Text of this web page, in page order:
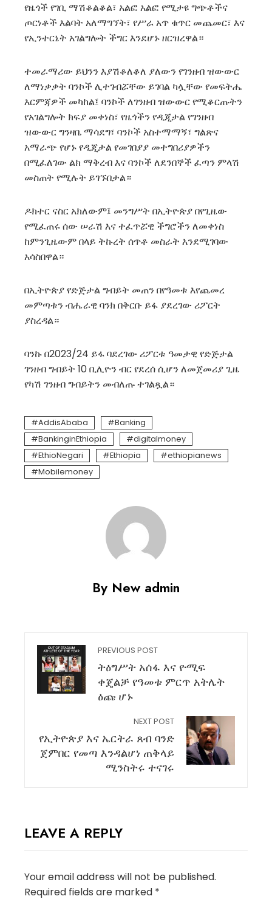
የዜጎች የገቢ ማሽቆልቆል፣ አልፎ አልፎ የሚታዩ ግጭቶችና
ጦርነቶች እልባት አለማግኘት፣ የሥራ አጥ ቁጥር መጨመር፣ እና
የኢንተርኔት አገልግሎት ችግር እንደሆኑ ዘርዝረዋል።
ተመራማሪው ይህንን እያሽቆለቆለ ያለውን የገንዘብ ዝውውር
ለማነቃቃት ባንኮች ሊተገብሯቸው ይገባል ካሏቸው የመፍትሔ
እርምጃዎች መካከል፤ ባንኮች ለገንዘብ ዝውውር የሚቆርጡትን
የአገልግሎት ክፍያ መቀነስ፣ የዜጎችን የዲጂታል የገንዘብ
ዝውውር ግንዛቤ ማሳደግ፣ ባንኮች አስተማማኝ፣ ግልጽና
አማራጭ የሆኑ የዲጂታል የመገበያያ መተግበሪያዎችን
በሚፈለገው ልክ ማቅረብ እና ባንኮች ለደንበኞች ፈጣን ምላሽ
መስጠት የሚሉት ይገኙበታል።
ዶክተር ናስር አክለውም፤ መንግሥት በኢትዮጵያ በየጊዜው
የሚፈጠሩ ሰው ሠራሽ እና ተፈጥሯዊ ችግሮችን ለመቀነስ
ከምንጊዜውም በላይ ትኩረት ሰጥቶ መስራት እንደሚገባው
አሳስበዋል።
በኢትዮጵያ የድጅታል ግብይት መጠን በየዓመቱ እየጨመረ
መምጣቱን ብሔራዊ ባንክ በቅርቡ ይፋ ያደረገው ሪፖርት
ያስረዳል።
ባንኩ በ2023/24 ይፋ ባደረገው ሪፖርቱ ዓመታዊ የድጅታል
ገንዘብ ግብይት 10 ቢሊዮን ብር የደረሰ ሲሆን ለመጀመሪያ ጊዜ
የካሽ ገንዘብ ግብይትን መብለጡ ተገልጿል።
AddisAbaba
Banking
BankinginEthiopia
digitalmoney
EthioNegari
Ethiopia
ethiopianews
Mobilemoney
By New admin
PREVIOUS POST
ትዕግሥት አሰፋ እና ዮሚፍ
ቀጄልቻ የዓመቱ ምርጥ አትሌት
ዕጩ ሆኑ
NEXT POST
የኢትዮጵያ እና ኤርትራ ጸብ ባንድ
ጀምበር የመጣ እንዳልሆነ ጠቅላይ
ሚንስትሩ ተናገሩ
LEAVE A REPLY
Your email address will not be published.
Required fields are marked *